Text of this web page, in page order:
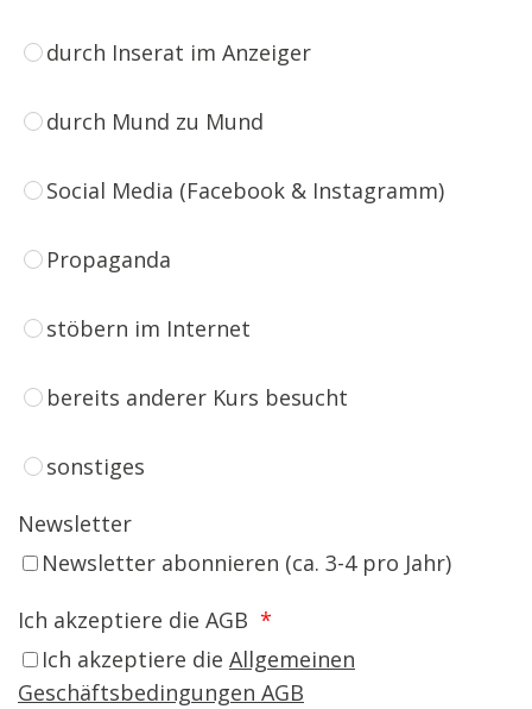
durch Inserat im Anzeiger
durch Mund zu Mund
Social Media (Facebook & Instagramm)
Propaganda
stöbern im Internet
bereits anderer Kurs besucht
sonstiges
Newsletter
Newsletter abonnieren (ca. 3-4 pro Jahr)
Ich akzeptiere die AGB *
Ich akzeptiere die Allgemeinen
Geschäftsbedingungen AGB